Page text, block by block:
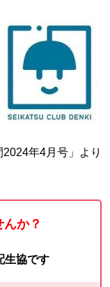
年4月号」より
か？
生協です